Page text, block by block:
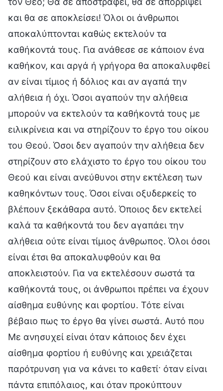
και θα σε αποκλείσει! Όλοι οι άνθρωποι
αποκαλύπτονται καθώς εκτελούν τα
καθήκοντά τους. Για ανάθεσε σε κάποιον ένα
καθήκον, και αργά ή γρήγορα θα αποκαλυφθεί
αν είναι τίμιος ή δόλιος και αν αγαπά την
αλήθεια ή όχι. Όσοι αγαπούν την αλήθεια
μπορούν να εκτελούν τα καθήκοντά τους με
ειλικρίνεια και να στηρίζουν το έργο του οίκου
του Θεού. Όσοι δεν αγαπούν την αλήθεια δεν
στηρίζουν στο ελάχιστο το έργο του οίκου του
Θεού και είναι ανεύθυνοι στην εκτέλεση των
καθηκόντων τους. Όσοι είναι οξυδερκείς το
βλέπουν ξεκάθαρα αυτό. Όποιος δεν εκτελεί
καλά τα καθήκοντά του δεν αγαπάει την
αλήθεια ούτε είναι τίμιος άνθρωπος. Όλοι όσοι
είναι έτσι θα αποκαλυφθούν και θα
αποκλειστούν. Για να εκτελέσουν σωστά τα
καθήκοντά τους, οι άνθρωποι πρέπει να έχουν
αίσθημα ευθύνης και φορτίου. Τότε είναι
βέβαιο πως το έργο θα γίνει σωστά. Αυτό που
Με ανησυχεί είναι όταν κάποιος δεν έχει
αίσθημα φορτίου ή ευθύνης και χρειάζεται
παρότρυνση για να κάνει το καθετί· όταν είναι
πάντα επιπόλαιος, και όταν προκύπτουν